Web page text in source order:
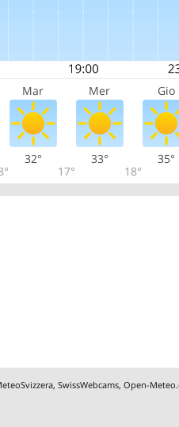
Mar Mer Gio
32°
17°
33°
18°
35°
,SwissWebcams,Open-